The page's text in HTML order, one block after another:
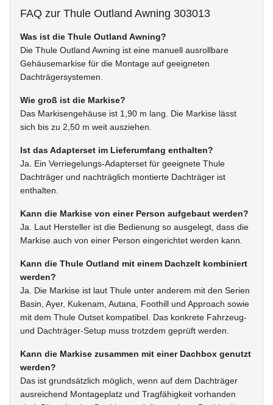
FAQ zur Thule Outland Awning 303013
Was ist die Thule Outland Awning?
Die Thule Outland Awning ist eine manuell ausrollbare
Gehäusemarkise für die Montage auf geeigneten
Dachträgersystemen.
Wie groß ist die Markise?
Das Markisengehäuse ist 1,90 m lang. Die Markise lässt
sich bis zu 2,50 m weit ausziehen.
Ist das Adapterset im Lieferumfang enthalten?
Ja. Ein Verriegelungs-Adapterset für geeignete Thule
Dachträger und nachträglich montierte Dachträger ist
enthalten.
Kann die Markise von einer Person aufgebaut werden?
Ja. Laut Hersteller ist die Bedienung so ausgelegt, dass die
Markise auch von einer Person eingerichtet werden kann.
Kann die Thule Outland mit einem Dachzelt kombiniert
werden?
Ja. Die Markise ist laut Thule unter anderem mit den Serien
Basin, Ayer, Kukenam, Autana, Foothill und Approach sowie
mit dem Thule Outset kompatibel. Das konkrete Fahrzeug-
und Dachträger-Setup muss trotzdem geprüft werden.
Kann die Markise zusammen mit einer Dachbox genutzt
werden?
Das ist grundsätzlich möglich, wenn auf dem Dachträger
ausreichend Montageplatz und Tragfähigkeit vorhanden